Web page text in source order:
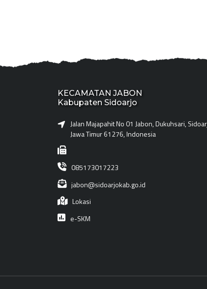
KECAMATAN JABON
Kabupaten Sidoarjo
Jalan Majapahit No 01 Jabon, Dukuhsari,
Jawa Timur 61276, Indonesia
085173017223
jabon@sidoarjokab.go.id
Lokasi
e-SKM